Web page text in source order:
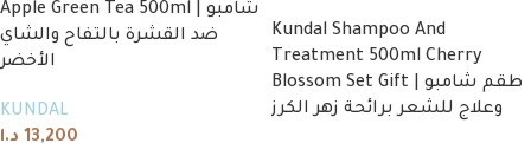
Apple Green Tea 500ml | شامبو
ضد القشرة بالتفاح والشاي
الأخضر
KUNDAL
13,200 د.ا
Kundal Shampoo And
Treatment 500ml Cherry
Blossom Set Gift | طقم شامبو
وعلاج للشعر برائحة زهر الكرز